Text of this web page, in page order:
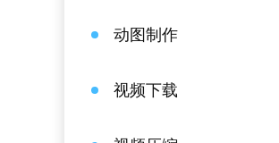
动图制作
视频下载